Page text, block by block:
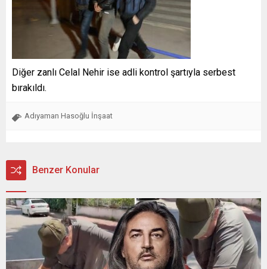
Diğer zanlı Celal Nehir ise adli kontrol şartıyla serbest
bırakıldı.
Adıyaman Hasoğlu İnşaat
Benzer Konular